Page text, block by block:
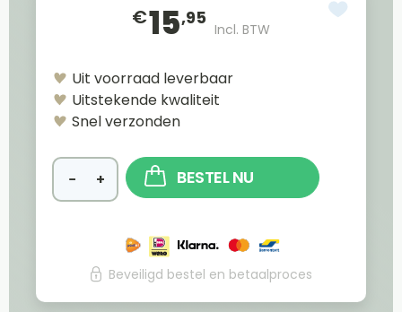
€15,95
Incl. BTW
Uit voorraad leverbaar
Uitstekende kwaliteit
Snel verzonden
− + BESTEL NU
Beveiligd bestel en betaalproces